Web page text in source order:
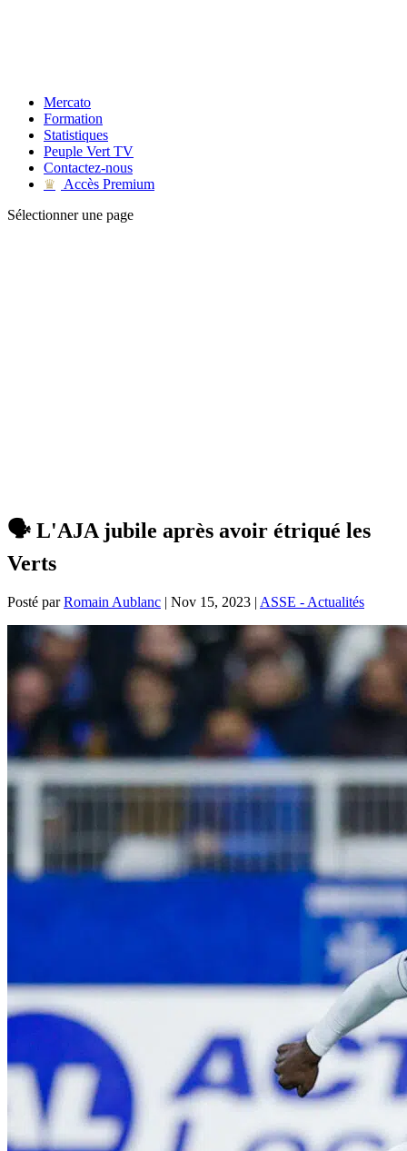
Mercato
Formation
Statistiques
Peuple Vert TV
Contactez-nous
♛
Accès Premium
Sélectionner une page
🗣 L'AJA jubile après avoir étriqué les
Verts
Posté parRomain Aublanc | Nov 15, 2023 | ASSE - Actualités